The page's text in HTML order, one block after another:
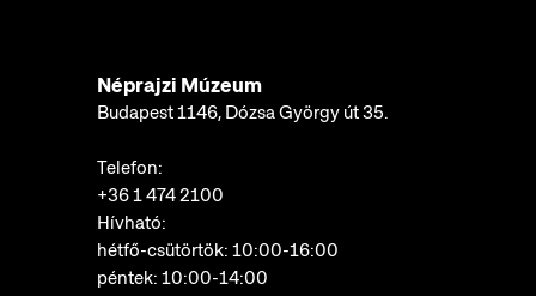
Néprajzi Múzeum
Budapest 1146, Dózsa György út 35.
Telefon:
+36 1 474 2100
Hívható:
hétfő-csütörtök: 10:00-16:00
péntek: 10:00-14:00